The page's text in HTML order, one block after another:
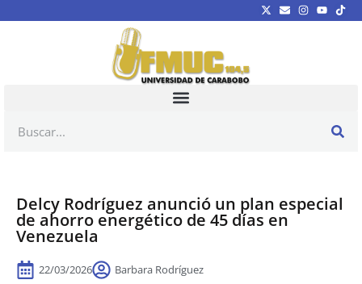
Delcy Rodríguez anunció un plan especial
de ahorro energético de 45 días en
Venezuela
22/03/2026 Barbara Rodríguez